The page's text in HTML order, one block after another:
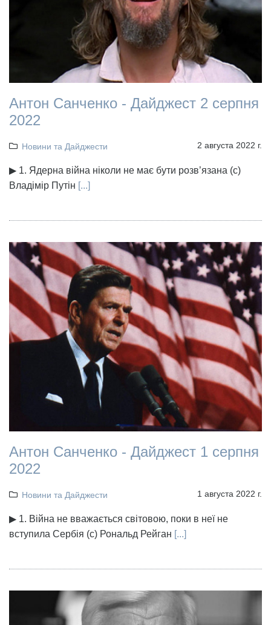
Антон Санченко - Дайджест 2 серпня
2022
Новини та Дайджести 2 августа 2022 г.
▶ 1. Ядерна війна ніколи не має бути розв’язана (с)
Владімір Путін [...]
Антон Санченко - Дайджест 1 серпня
2022
Новини та Дайджести 1 августа 2022 г.
▶ 1. Війна не вважається світовою, поки в неї не
вступила Сербія (с) Рональд Рейган [...]